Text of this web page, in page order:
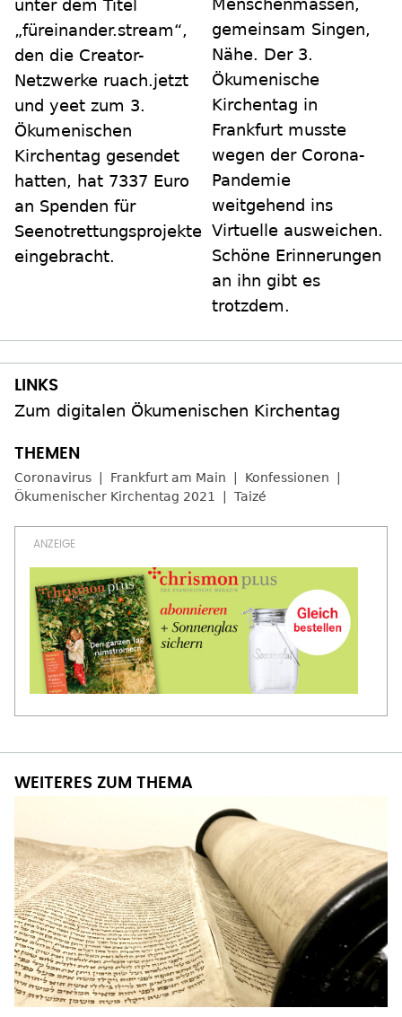
unter dem Titel
„füreinander.stream“,
den die Creator-
Netzwerke ruach.jetzt
und yeet zum 3.
Ökumenischen
Kirchentag gesendet
hatten, hat 7337 Euro
an Spenden für
Seenotrettungsprojekte
eingebracht.
Menschenmassen,
gemeinsam Singen,
Nähe. Der 3.
Ökumenische
Kirchentag in
Frankfurt musste
wegen der Corona-
Pandemie
weitgehend ins
Virtuelle ausweichen.
Schöne Erinnerungen
an ihn gibt es
trotzdem.
Zum digitalen Ökumenischen Kirchentag
Coronavirus Frankfurt am Main
Konfessionen
Ökumenischer Kirchentag 2021
Taizé
WEITERES ZUM THEMA